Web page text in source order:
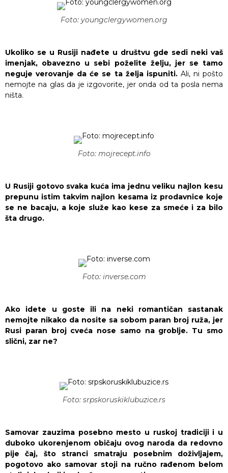
Foto: youngclergywomen.org
Ukoliko se u Rusiji nađete u društvu gde sedi neki vaš
imenjak, obavezno u sebi poželite želju, jer se tamo
neguje verovanje da će se ta želja ispuniti. Ali, ni pošto
nemojte na glas da je izgovorite, jer onda od ta posla nema
ništa.
Foto: mojrecept.info
U Rusiji gotovo svaka kuća ima jednu veliku najlon kesu
prepunu istim takvim najlon kesama iz prodavnice koje
se ne bacaju, a koje služe kao kese za smeće i za bilo
šta drugo.
Foto: inverse.com
Ako idete u goste ili na neki romantičan sastanak
nemojte nikako da nosite sa sobom paran broj ruža, jer
Rusi paran broj cveća nose samo na groblje. Tu smo
slični, zar ne?
Foto: srpskoruskiklubuzice.rs
Samovar zauzima posebno mesto u ruskoj tradiciji i u
duboko ukorenjenom običaju ovog naroda da redovno
pije čaj, što stranci smatraju posebnim doživljajem,
pogotovo ako samovar stoji na ručno rađenom belom